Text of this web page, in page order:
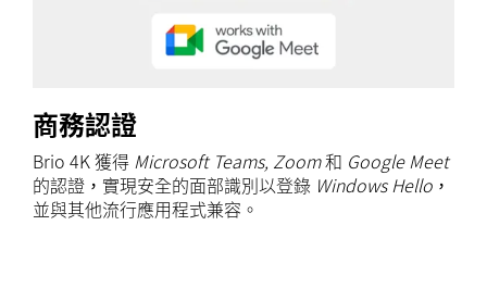
商務認證
Brio 4K 獲得 Microsoft Teams, Zoom和 Google Meet
的認證，實現安全的面部識別以登錄 Windows Hello ，
並與其他流行應用程式兼容。